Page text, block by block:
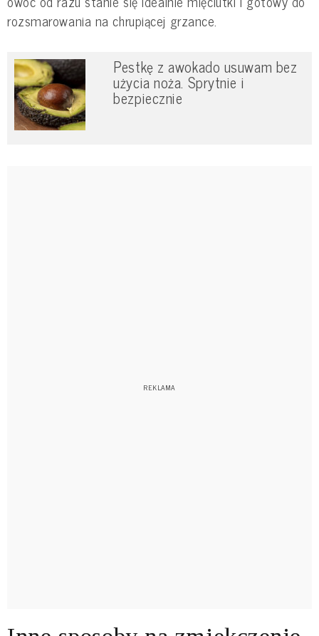
rozsmarowania na chrupiącej grzance.
Pestkę z awokado usuwam bez
użycia noża. Sprytnie i
bezpiecznie